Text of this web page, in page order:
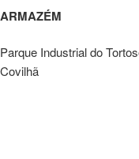
ARMAZÉM
Parque Industrial do
Covilhã